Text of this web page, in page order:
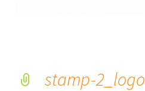
stamp-2_logo